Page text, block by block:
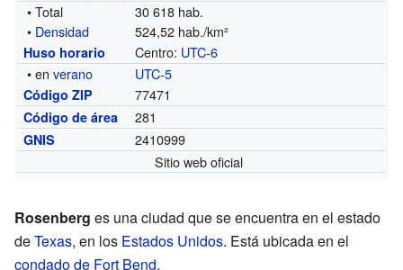
• Total
30 618 hab.
• Densidad 524,52 hab./km²
Huso horario Centro: UTC-6
• enverano UTC-5
Código ZIP 77471
Código de área 281
GNIS
2410999
Sitio web oficial
Rosenberg es una ciudad que se encuentra en el estado
deTexas, en los Estados Unidos. Está ubicada en el
condado de Fort Bend.